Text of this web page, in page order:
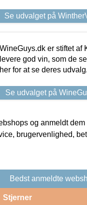
Se udvalget på
WineGuys.dk er stiftet af
levere god vin, som de
her for at se deres udvalg.
Se udvalget på
og anmeldt
brugervenlighed,
Bedst anmeldte
Stjerner